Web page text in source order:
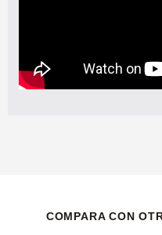
COMPARA CON